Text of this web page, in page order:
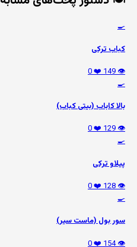
🍳
کباب ترکی
👁️ 149
❤️ 0
🍳
بالا کاباب (بیتی کباب)
👁️ 129
❤️ 0
🍳
پیلاو ترکی
👁️ 128
❤️ 0
🍳
سور بول (ماست سیر)
👁️ 154
❤️ 0